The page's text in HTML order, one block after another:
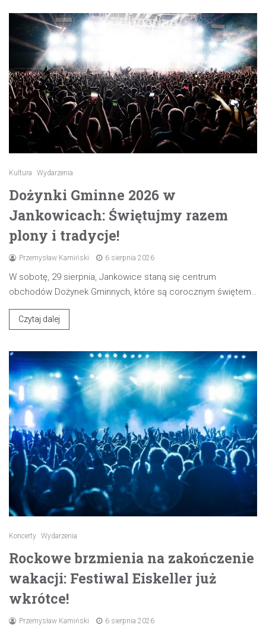
Kultura Wydarzenia
Dożynki Gminne 2026 w
Jankowicach: Świętujmy razem
plony i tradycje!
Przemysław Kamiński 6 sierpnia 2026
W sobotę, 29 sierpnia, Jankowice staną się centrum
obchodów Dożynek Gminnych, które są corocznym świętem…
Czytaj dalej
Koncerty Wydarzenia
Rockowe brzmienia na zakończenie
wakacji: Festiwal Eiskeller już
wkrótce!
Przemysław Kamiński 6 sierpnia 2026